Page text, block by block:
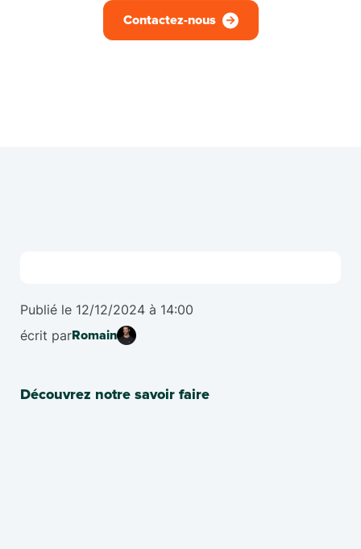
Contactez-nous
Publié le 12/12/2024 à 14:00
écrit parRomain
Découvrez notre savoir faire